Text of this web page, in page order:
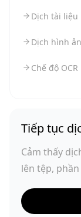
Dịch tài liệu
Dịch hình
Chế độ
Tiếp tục
Cảm thấy
lên tệp,